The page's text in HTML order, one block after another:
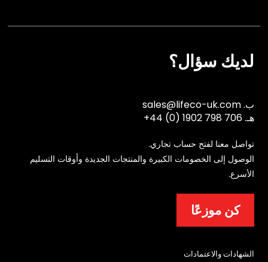
لديك سؤال؟
ب.sales@lifeco-uk.com
هـ.+44 (0) 1902 798 706
تواصل معنا لفتح حساب تجاري.
الوصول إلى الخصومات الكبيرة والمنتجات الجديدة وأوقات التسليم
الأسرع.
كن موزعًا
الشهادات والاعتمادات